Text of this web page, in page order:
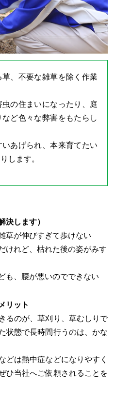
、不要な雑草を除く作業
の住まいになったり、庭
ど色々な弊害をもたらし
あげられ、本来育てたい
します。
決します）
草が伸びすぎて歩けない
けれど、枯れた後の姿がみす
も、腰が悪いのでできない
リット
るのが、草刈り、草むしりで
状態で長時間行うのは、かな
どは熱中症などになりやすく
ひ当社へご依頼されることを